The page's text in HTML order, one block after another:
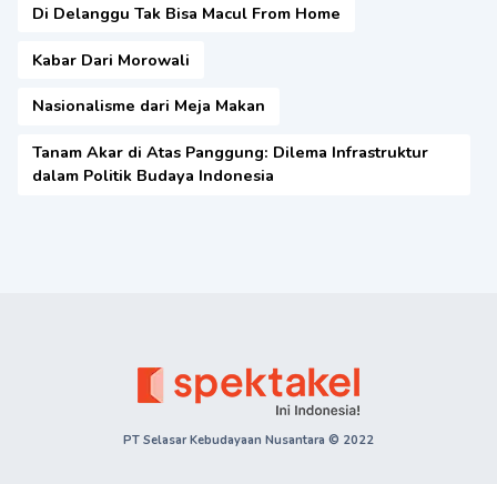
Di Delanggu Tak Bisa Macul From Home
Kabar Dari Morowali
Nasionalisme dari Meja Makan
Tanam Akar di Atas Panggung: Dilema Infrastruktur
dalam Politik Budaya Indonesia
PT Selasar Kebudayaan Nusantara © 2022